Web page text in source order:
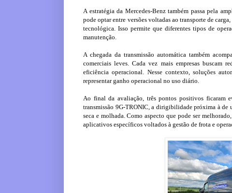
A estratégia da Mercedes-Benz também passa pela
pode optar entre versões voltadas ao transporte de
tecnológica. Isso permite que diferentes tipos de
manutenção.
A chegada da transmissão automática também
comerciais leves. Cada vez mais empresas buscam
eficiência operacional. Nesse contexto, soluções
representar ganho operacional no uso diário.
Ao final da avaliação, três pontos positivos ficaram
transmissão 9G-TRONIC, a dirigibilidade próxima à
seca e molhada. Como aspecto que pode ser
aplicativos específicos voltados à gestão de frota e